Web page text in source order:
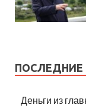
ПОСЛЕДНИЕ
Деньги из